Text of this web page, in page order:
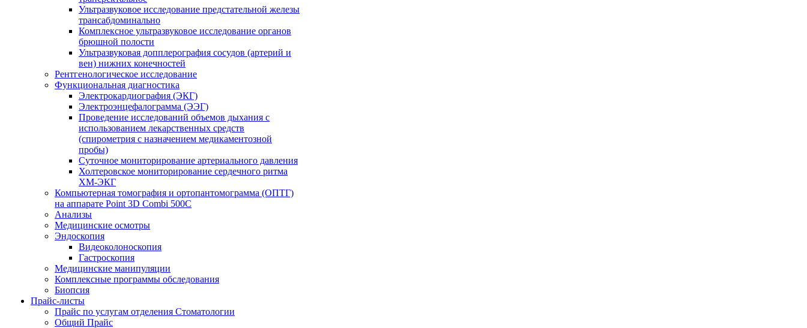
Ультразвуковое исследование предстательной железы
трансабдоминально
Комплексное ультразвуковое исследование органов
брюшной полости
Ультразвуковая допплерография сосудов (артерий и
вен) нижних конечностей
Рентгенологическое исследование
Функциональная диагностика
Электрокардиография (ЭКГ)
Электроэнцефалограмма (ЭЭГ)
Проведение исследований объемов дыхания с
использованием лекарственных средств
(спирометрия с назначением медикаментозной
пробы)
Суточное мониторирование артериального давления
Холтеровское мониторирование сердечного ритма
ХМ-ЭКГ
Компьютерная томография и ортопантомограмма (ОПТГ)
на аппарате Point 3D Combi 500C
Анализы
Медицинские осмотры
Эндоскопия
Видеоколоноскопия
Гастроскопия
Медицинские манипуляции
Комплексные программы обследования
Биопсия
Прайс-листы
Прайс по услугам отделения Стоматологии
Общий Прайс